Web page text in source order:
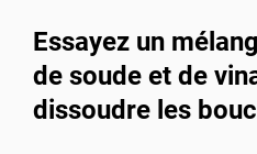
Essayez un
de soude et de
dissoudre les